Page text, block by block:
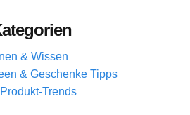
& Wissen
& Geschenke Tipps
Trends